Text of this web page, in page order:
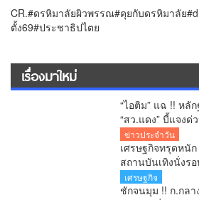
CR.#ดรหิมาลัยผิวพรรณ#คุยกับดรหิมาลัย
ตั้ง69#ประชาธิปไตย
เรื่องมาใหม่
“ไอติม” แฉ !! หลั
“สว.แดง” บี้แจงด่
ข้อสงสัยคดีเลือก ส
ข่าวประจำวัน
เศรษฐกิจทรุดหนั
สถานบันเทิงนั่งร
บริการ โซเชียลส
เศรษฐกิจ
ชักจนมุม !! ก.กลา